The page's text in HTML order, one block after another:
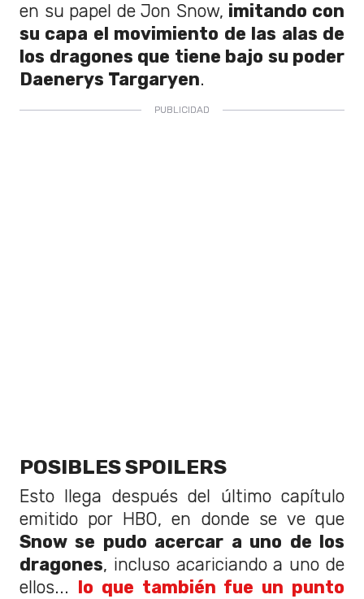
en su papel de Jon Snow, imitando con
su capa el movimiento de las alas de
los dragones que tiene bajo su poder
Daenerys Targaryen.
POSIBLES SPOILERS
Esto llega después del último capítulo
emitido por HBO, en donde se ve que
Snow se pudo acercar a uno de los
dragones, incluso acariciando a uno de
ellos...
lo que también fue un punto